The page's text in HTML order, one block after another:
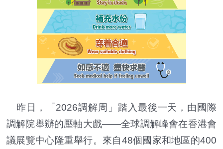
昨日，「2026調解周」踏入最後一天，由國際
調解院舉辦的壓軸大戲——全球調解峰會在香港會
議展覽中心隆重舉行。來自48個國家和地區的400